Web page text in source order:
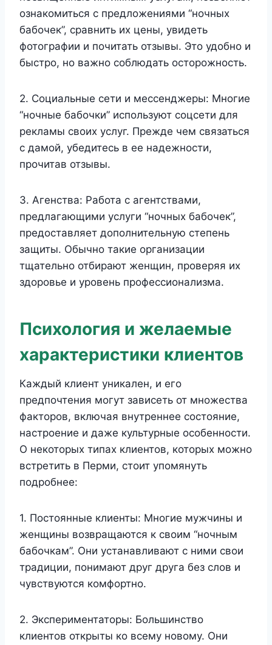
ознакомиться с предложениями “ночных
бабочек”, сравнить их цены, увидеть
фотографии и почитать отзывы. Это удобно и
быстро, но важно соблюдать осторожность.
2. Социальные сети и мессенджеры: Многие
“ночные бабочки” используют соцсети для
рекламы своих услуг. Прежде чем связаться
с дамой, убедитесь в ее надежности,
прочитав отзывы.
3. Агенства: Работа с агентствами,
предлагающими услуги “ночных бабочек”,
предоставляет дополнительную степень
защиты. Обычно такие организации
тщательно отбирают женщин, проверяя их
здоровье и уровень профессионализма.
Психология и желаемые
характеристики клиентов
Каждый клиент уникален, и его
предпочтения могут зависеть от множества
факторов, включая внутреннее состояние,
настроение и даже культурные особенности.
О некоторых типах клиентов, которых можно
встретить в Перми, стоит упомянуть
подробнее:
1. Постоянные клиенты: Многие мужчины и
женщины возвращаются к своим “ночным
бабочкам”. Они устанавливают с ними свои
традиции, понимают друг друга без слов и
чувствуются комфортно.
2. Экспериментаторы: Большинство
клиентов открыты ко всему новому. Они